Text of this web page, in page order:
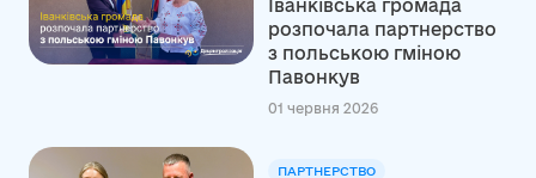
Іванківська громада
розпочала партнерство
з польською гміною
Павонкув
01 червня 2026
ПАРТНЕРСТВО